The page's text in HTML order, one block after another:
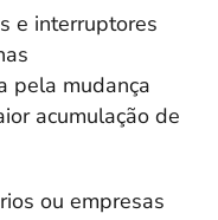
e interruptores
pela mudança
acumulação de
ou empresas